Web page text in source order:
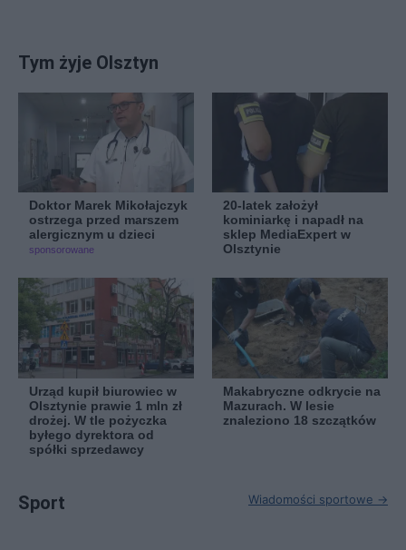
Tym żyje Olsztyn
Doktor Marek Mikołajczyk
ostrzega przed marszem
alergicznym u dzieci
sponsorowane
20-latek założył
kominiarkę i napadł na
sklep MediaExpert w
Olsztynie
Urząd kupił biurowiec w
Olsztynie prawie 1 mln zł
drożej. W tle pożyczka
byłego dyrektora od
spółki sprzedawcy
Makabryczne odkrycie na
Mazurach. W lesie
znaleziono 18 szczątków
Sport Wiadomości sportowe →